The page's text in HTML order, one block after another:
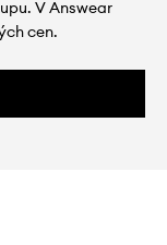
V Answear
cen.